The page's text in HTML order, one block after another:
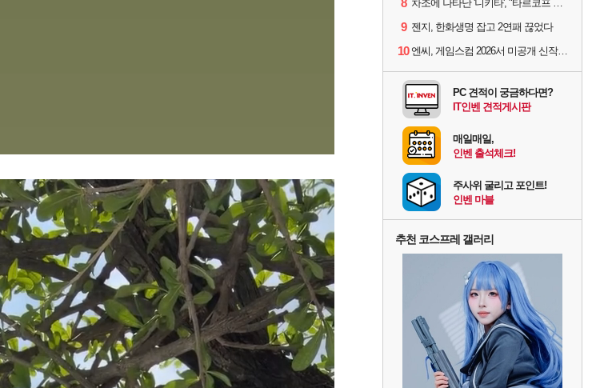
8 차조에 나타난 '니키타', "타르코프 PvE 프레스티지 연내 출시 목표"
9 젠지, 한화생명 잡고 2연패 끊었다
10 엔씨, 게임스컴 2026서 미공개 신작 최초 공개
PC 견적이 궁금하다면?
IT인벤 견적게시판
매일매일,
인벤 출석체크!
주사위 굴리고 포인트!
인벤 마블
추천 코스프레 갤러리